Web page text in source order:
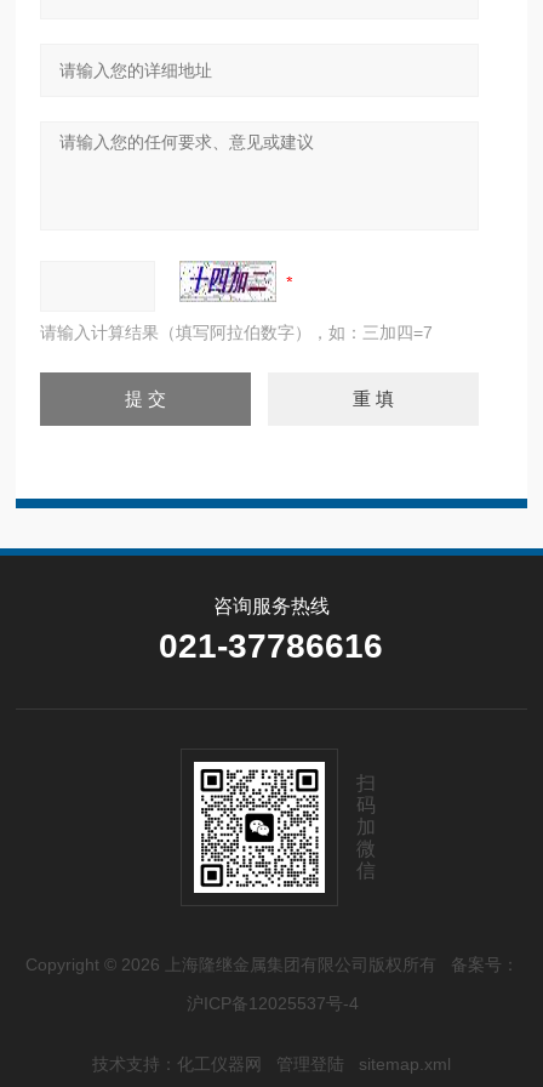
请输入计算结果（填写阿拉伯数字），如：三加四=7
咨询服务热线
021-37786616
扫
码
加
微
信
Copyright © 2026 上海隆继金属集团有限公司版权所有 备案号：
沪ICP备12025537号-4
技术支持： 化工仪器网 管理登陆 sitemap.xml